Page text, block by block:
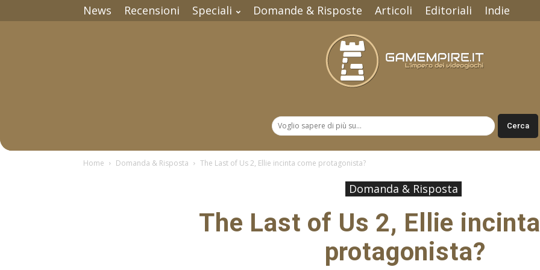
News Recensioni Speciali Domande & Risposte Articoli Editoriali Indie
Home Domanda & Risposta The Last of Us 2, Ellie incinta come protagonista?
Domanda & Risposta
The Last of Us 2, Ellie
protagonista?